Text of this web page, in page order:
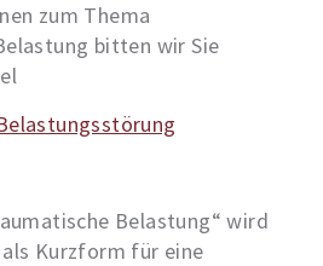
zum Thema
bitten wir Sie
Belastung“ wird
Kurzform für eine